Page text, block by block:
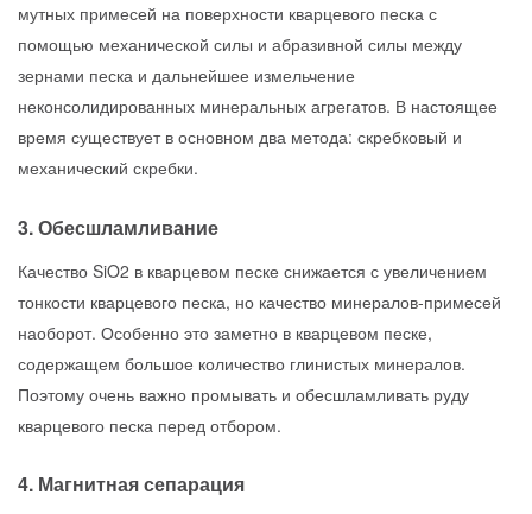
мутных примесей на поверхности кварцевого песка с
помощью механической силы и абразивной силы между
зернами песка и дальнейшее измельчение
неконсолидированных минеральных агрегатов. В настоящее
время существует в основном два метода: скребковый и
механический скребки.
3. Обесшламливание
Качество SiO2 в кварцевом песке снижается с увеличением
тонкости кварцевого песка, но качество минералов-примесей
наоборот. Особенно это заметно в кварцевом песке,
содержащем большое количество глинистых минералов.
Поэтому очень важно промывать и обесшламливать руду
кварцевого песка перед отбором.
4. Магнитная сепарация